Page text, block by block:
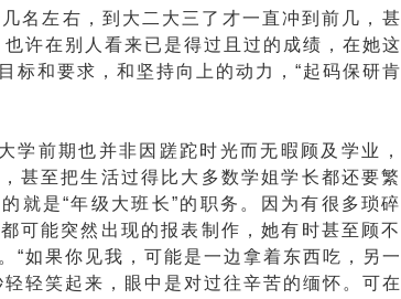
名左右，到大二大三了才一直冲到前几，甚
许在别人看来已是得过且过的成绩，在她这
标和要求，和坚持向上的动力，“起码保研肯
学前期也并非因蹉跎时光而无暇顾及学业，
甚至把生活过得比大多数学姐学长都还要繁
就是“年级大班长”的职务。因为有很多琐碎
可能突然出现的报表制作，她有时甚至顾不
“如果你见我，可能是一边拿着东西吃，另一
轻笑起来，眼中是对过往辛苦的缅怀。可在